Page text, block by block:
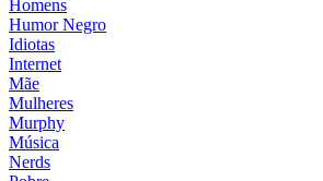
Homens
Humor Negro
Idiotas
Internet
Mãe
Mulheres
Murphy
Música
Nerds